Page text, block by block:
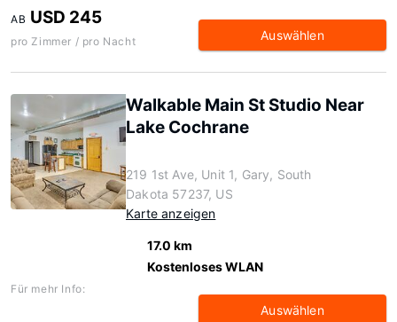
AB USD 245
pro Zimmer / pro Nacht Auswählen
Walkable Main St Studio Near
Lake Cochrane
219 1st Ave, Unit 1, Gary, South
Dakota 57237, US
Karte anzeigen
17.0 km
Kostenloses WLAN
Für mehr Info:
Auswählen